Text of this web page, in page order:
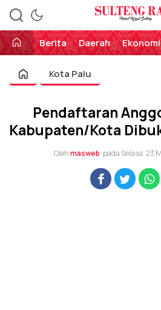
Sulteng Raya
Perekat Rakyat
Berita
Daerah Ekonomi
Kota Palu
Pendaftaran
Kabupaten/Kota
Olehmasweb pada Selasa, 23